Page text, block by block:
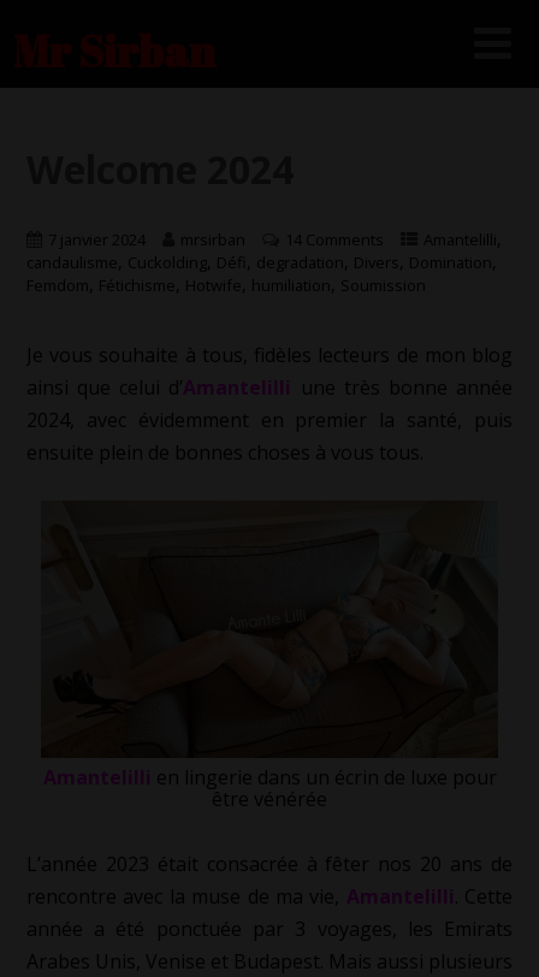
7 janvier 2024 mrsirban 14 Comments Amantelilli
candaulisme Cuckolding, Défi degradation Divers Domination
Femdom Fétichisme Hotwife humiliation Soumission
Je vous souhaite à tous, fidèles lecteurs de mon blog
ainsi que celui d’Amantelilli une très bonne année
2024, avec évidemment en premier la santé, puis
ensuite plein de bonnes choses à vous tous.
Amantelilli en lingerie dans un écrin de luxe pour
être vénérée
L’année 2023 était consacrée à fêter nos 20 ans de
rencontre avec la muse de ma vie, Amantelilli . Cette
année a été ponctuée par 3 voyages, les Emirats
Arabes Unis, Venise et Budapest. Mais aussi plusieurs